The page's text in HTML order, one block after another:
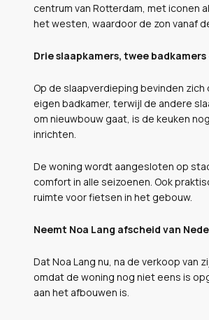
centrum van Rotterdam, met iconen
het westen, waardoor de zon vanaf
Drie slaapkamers, twee
Op de slaapverdieping bevinden
eigen badkamer, terwijl de andere
om nieuwbouw gaat, is de keuken
inrichten.
De woning wordt aangesloten op
comfort in alle seizoenen. Ook
ruimte voor fietsen in het gebouw.
Neemt Noa Lang afscheid van
Dat Noa Lang nu, na de verkoop van
omdat de woning nog niet eens is
aan het afbouwen is.